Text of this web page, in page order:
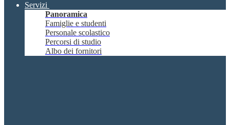
Servizi
Panoramica
Famiglie e studenti
Personale scolastico
Percorsi di studio
Albo dei fornitori